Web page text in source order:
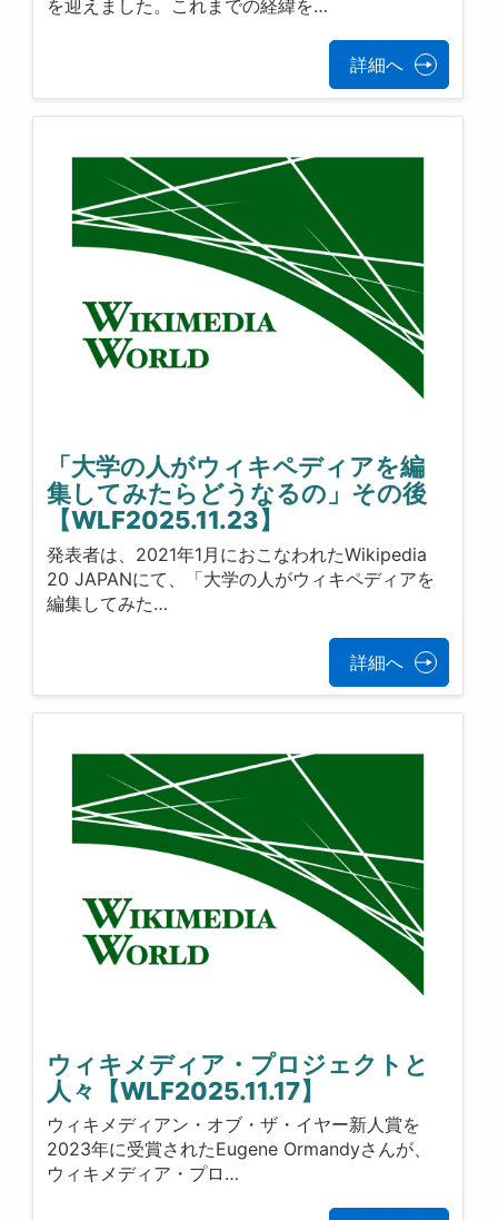
を迎えました。これまでの経緯を…
詳細へ
「大学の人がウィキペディアを編
集してみたらどうなるの」その後
【WLF2025.11.23】
発表者は、2021年1月におこなわれたWikipedia
20 JAPANにて、「大学の人がウィキペディアを
編集してみた…
詳細へ
ウィキメディア・プロジェクトと
人々【WLF2025.11.17】
ウィキメディアン・オブ・ザ・イヤー新人賞を
2023年に受賞されたEugene Ormandyさんが、
ウィキメディア・プロ…